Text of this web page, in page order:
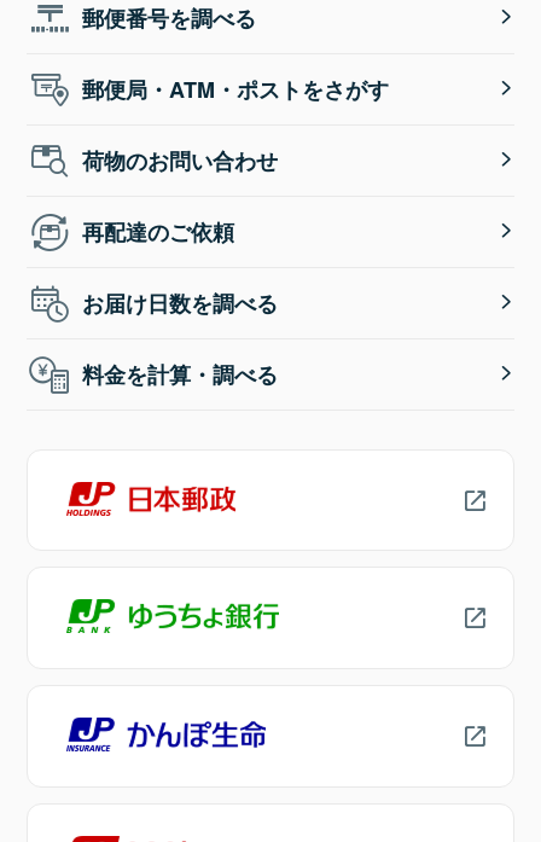
郵便番号を調べる
郵便局・ATM・ポストをさがす
荷物のお問い合わせ
再配達のご依頼
お届け日数を調べる
料金を計算・調べる